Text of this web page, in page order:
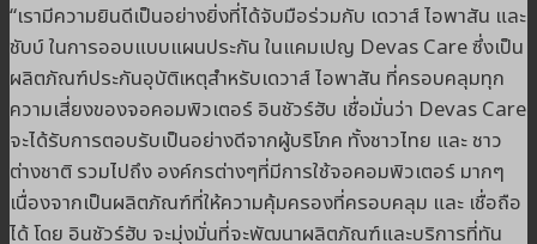
“เรามีความยินดีเป็นอย่างยิ่งที่ได้จับมือร่วมกับ เดวาส์ ไอพาสัน และ
ชับบ์ ในการออบแบบแผนประกัน ในแคมเปญ Devas Care ซึ่งเป็น
ผลิตภัณฑ์ประกันอุบัติเหตุสำหรับเดวาส์ ไอพาสัน ที่ครอบคลุมทุก
ความเสี่ยงของจอคอมพิวเตอร์ อินชัวร์ฮับ เชื่อมั่นว่า Devas Care
จะได้รับการตอบรับเป็นอย่างดีจากผู้บริโภค ทั้งชาวไทย และ ชาว
ต่างชาติ รวมไปถึง องค์กรต่างๆที่มีการใช้จอคอมพิวเตอร์ มากๆ
เนื่องจากเป็นผลิตภัณฑ์ที่ให้ความคุ้มครองที่ครอบคลุม และ เชื่อถือ
ได้ โดย อินชัวร์ฮับ จะมุ่งมั่นที่จะพัฒนาผลิตภัณฑ์และบริการที่ทัน